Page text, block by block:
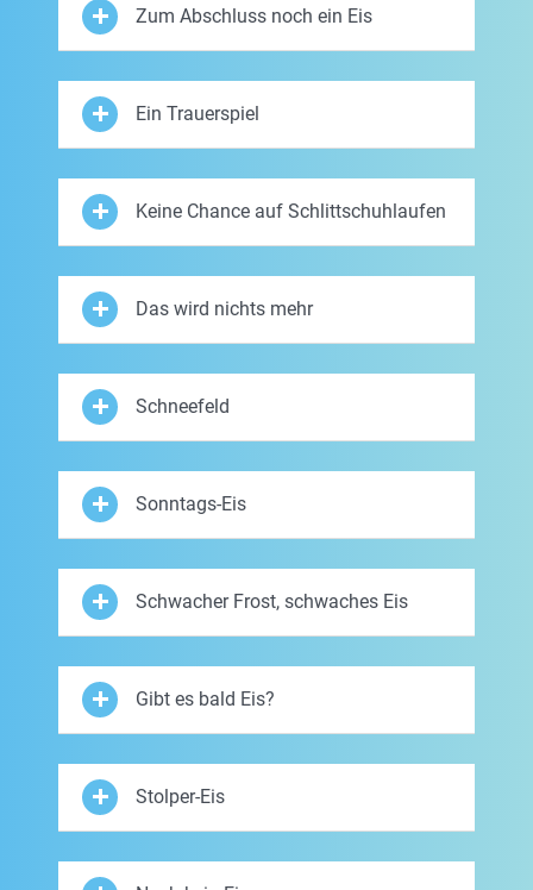
Zum Abschluss noch ein Eis
Ein Trauerspiel
Keine Chance auf Schlittschuhlaufen
Das wird nichts mehr
Schneefeld
Sonntags-Eis
Schwacher Frost, schwaches Eis
Gibt es bald Eis?
Stolper-Eis